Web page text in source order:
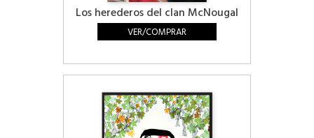
Los herederos del clan McNougal
VER/COMPRAR